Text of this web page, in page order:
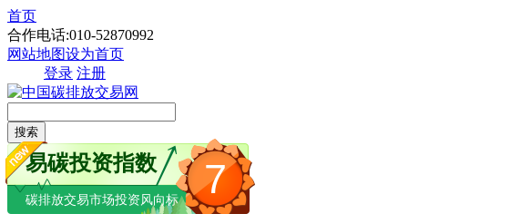
首页
合作电话:010-52870992
网站地图设为首页
登录 注册
搜索
7
易碳投资指数
碳排放交易市场投资风向标